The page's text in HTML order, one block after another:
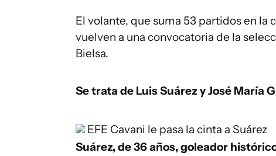
El volante, que suma 53 partidos en la
vuelven a una convocatoria de la
Bielsa.
Se trata de Luis Suárez y José María
EFE Cavani le pasa la cinta a Suárez
Suárez, de 36 años, goleador